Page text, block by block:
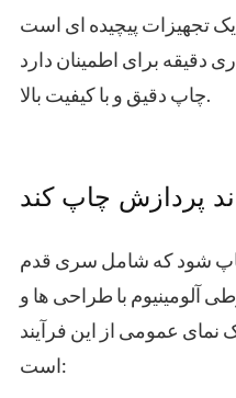
تجهیزات پیچیده ای است
دقیقه برای اطمینان دارد
چاپ دقيق و با کيفيت بالا.
پردازش چاپ کند
چاپ شود که شامل سری قدم
آلومینیوم با طراحی ها و
عمومی از این فرآیند
است: